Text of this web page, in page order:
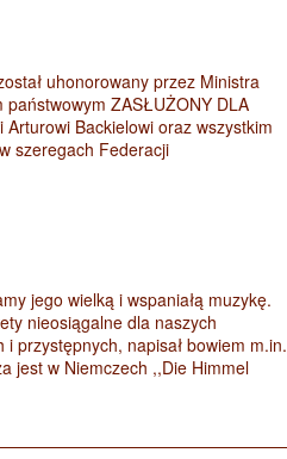
uhonorowany przez Ministra
ZASŁUŻONY DLA
Backielowi oraz wszystkim
szeregach Federacji
jego wielką i wspaniałą muzykę.
nieosiągalne dla naszych
przystępnych, napisał bowiem m.in.
jest w Niemczech ,,Die Himmel